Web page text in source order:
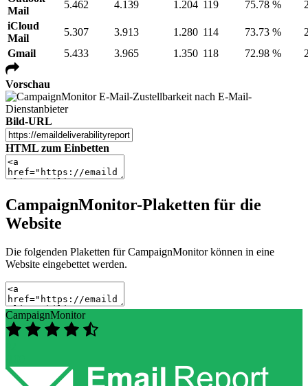
Mail
5.462 4.139 1.204 119 75.78 %
iCloud
Mail
5.307 3.913 1.280 114 73.73 %
Gmail
5.433 3.965 1.350 118 72.98 %
Vorschau
Bild-URL
HTML zum Einbetten
CampaignMonitor-Plaketten für die
Website
Die folgenden Plaketten für CampaignMonitor können in eine
Website eingebettet werden.
CampaignMonitor